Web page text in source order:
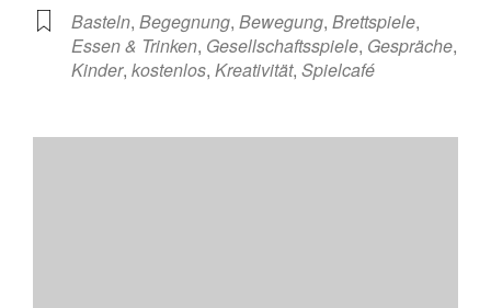
Basteln, Begegnung, Bewegung, Brettspiele,
Essen & Trinken, Gesellschaftsspiele, Gespräche,
Kinder, kostenlos, Kreativität, Spielcafé